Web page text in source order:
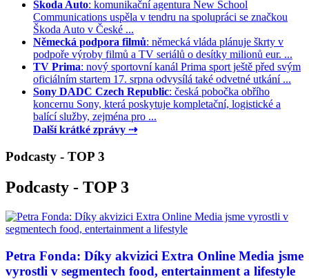
Škoda Auto: komunikační agentura New School
Communications uspěla v tendru na spolupráci se značkou
Škoda Auto v České ...
Německá podpora filmů: německá vláda plánuje škrty v
podpoře výroby filmů a TV seriálů o desítky milionů eur. ...
TV Prima: nový sportovní kanál Prima sport ještě před svým
oficiálním startem 17. srpna odvysílá také odvetné utkání ...
Sony DADC Czech Republic: česká pobočka obřího
koncernu Sony, která poskytuje kompletační, logistické a
balící služby, zejména pro ...
Další krátké zprávy ⇢
Podcasty - TOP 3
Podcasty - TOP 3
Petra Fonda: Díky akvizici Extra Online Media jsme
vyrostli v segmentech food, entertainment a lifestyle